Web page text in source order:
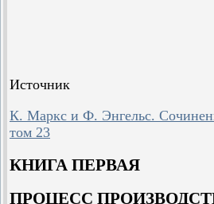
Источник
К. Маркс и Ф. Энгельс.
том 23
КНИГА ПЕРВАЯ
ПРОЦЕСС